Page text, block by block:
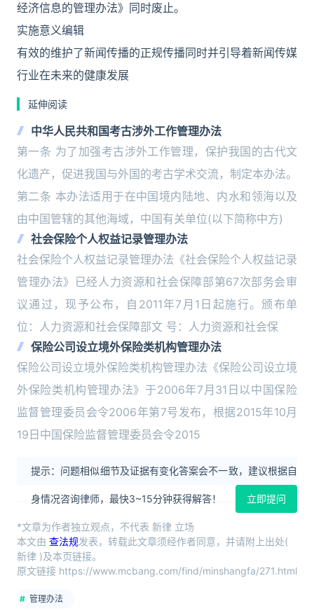
经济信息的管理办法》同时废止。
实施意义编辑
有效的维护了新闻传播的正规传播同时并引导着新闻传媒
行业在未来的健康发展
延伸阅读
中华人民共和国考古涉外工作管理办法
第一条 为了加强考古涉外工作管理，保护我国的古代文
化遗产，促进我国与外国的考古学术交流，制定本办法。
第二条 本办法适用于在中国境内陆地、内水和领海以及
由中国管辖的其他海域，中国有关单位(以下简称中方)
社会保险个人权益记录管理办法
社会保险个人权益记录管理办法《社会保险个人权益记录
管理办法》已经人力资源和社会保障部第67次部务会审
议通过，现予公布，自2011年7月1日起施行。颁布单
位：人力资源和社会保障部文 号：人力资源和社会保
保险公司设立境外保险类机构管理办法
保险公司设立境外保险类机构管理办法《保险公司设立境
外保险类机构管理办法》于2006年7月31日以中国保险
监督管理委员会令2006年第7号发布，根据2015年10月
19日中国保险监督管理委员会令2015
提示：问题相似细节及证据有变化答案会不一致，建议根据自
身情况咨询律师，最快3~15分钟获得解答！ 立即提问
*文章为作者独立观点，不代表 新律 立场
本文由 查法规发表，转载此文章须经作者同意，并请附上出处(
新律 )及本页链接。
原文链接 https://www.mcbang.com/find/minshangfa/271.html
管理办法